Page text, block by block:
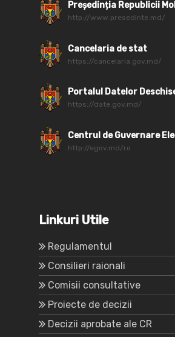
Președinția Republicii
http://www.presedinte.md/
Cancelaria de stat
https://cancelaria.gov.md/
Portalul Datelor
https://date.gov.md/
Centrul de Guvernare
http://egov.md/ro
Linkuri Utile
Regulamentul
Consilieri raionali
Comisii consultative
Proiecte de decizii
Decizii aprobate ale CR